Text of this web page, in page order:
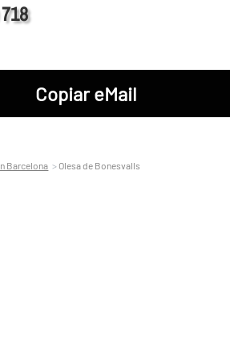
Copiar eMail
Barcelona Olesa de Bonesvalls